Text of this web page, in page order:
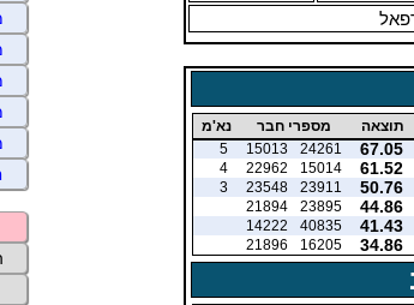
תוצאה מספרי חבר
נא'מ
67.05
24261
15013
5
61.52
15014
22962
4
50.76
23911
23548
3
44.86
23895
21894
41.43
40835
14222
34.86
16205
21896